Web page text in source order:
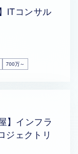
ITコンサル
700万～
】インフラ
ジェクトリ